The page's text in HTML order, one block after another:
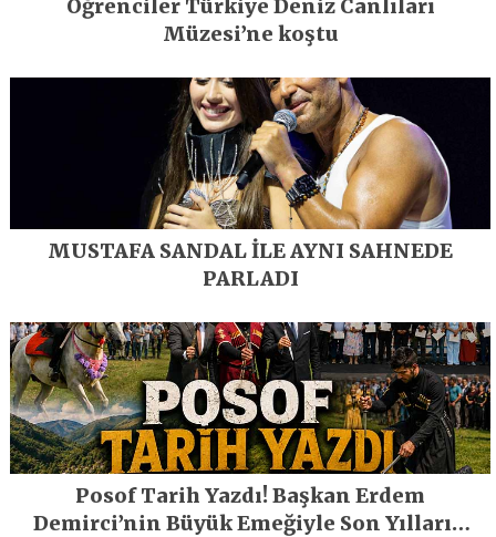
Öğrenciler Türkiye Deniz Canlıları
Müzesi’ne koştu
MUSTAFA SANDAL İLE AYNI SAHNEDE
PARLADI
Posof Tarih Yazdı! Başkan Erdem
Demirci’nin Büyük Emeğiyle Son Yılların